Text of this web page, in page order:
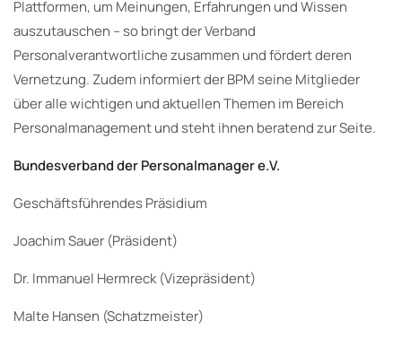
Plattformen, um Meinungen, Erfahrungen und Wissen
auszutauschen – so bringt der Verband
Personalverantwortliche zusammen und fördert deren
Vernetzung. Zudem informiert der BPM seine Mitglieder
über alle wichtigen und aktuellen Themen im Bereich
Personalmanagement und steht ihnen beratend zur Seite.
Bundesverband der Personalmanager e.V.
Geschäftsführendes Präsidium
Joachim Sauer (Präsident)
Dr. Immanuel Hermreck (Vizepräsident)
Malte Hansen (Schatzmeister)